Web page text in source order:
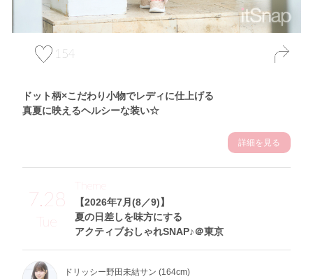
154
ドット柄×こだわり小物でレディに仕上げる
真夏に映えるヘルシーな装い☆
詳細を見る
7.28
Tue
【2026年7月(8／9)】
夏の日差しを味方にする
アクティブおしゃれSNAP♪＠東京
Theme
ドリッシー野田未結サン (164cm)